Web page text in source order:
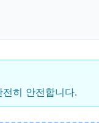
히 안전합니다.